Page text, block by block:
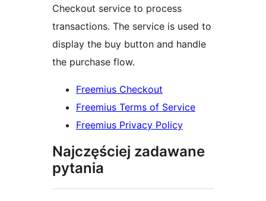
Checkout service to process
transactions. The service is used to
display the buy button and handle
the purchase flow.
Freemius Checkout
Freemius Terms of Service
Freemius Privacy Policy
Najczęściej zadawane
pytania